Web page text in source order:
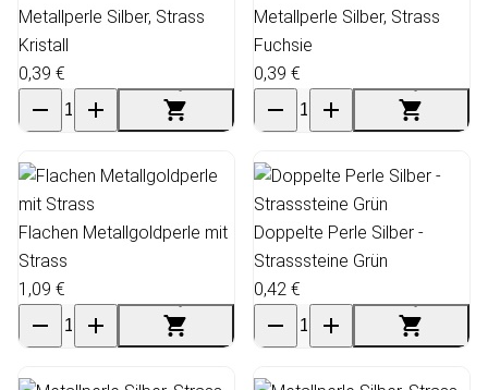
Metallperle Silber, Strass
Kristall
0,39 €
Metallperle Silber, Strass
Fuchsie
0,39 €
Flachen Metallgoldperle mit
Strass
1,09 €
Doppelte Perle Silber -
Strasssteine Grün
0,42 €